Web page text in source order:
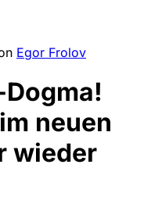
Egor Frolov
neuen
wieder